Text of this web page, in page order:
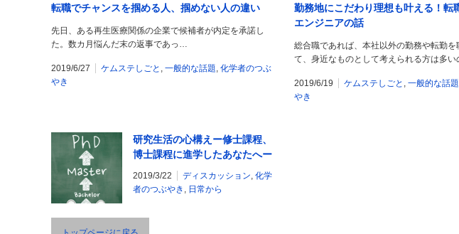
転職でチャンスを掴める人、掴めない人の違い
先日、ある再生医療関係の企業で候補者が内定を承諾し
た。数カ月悩んだ末の返事であっ…
2019/6/27 ケムステしごと , 一般的な話題, 化学者のつぶ
やき
勤務地にこだわり理想も叶える！転
エンジニアの話
総合職であれば、本社以外の勤務や転勤を
て、身近なものとして考えられる方は多
2019/6/19 ケムステしごと , 一般的な話題
やき
研究生活の心構えー修士課程、
博士課程に進学したあなたへー
2019/3/22 ディスカッション, 化学
者のつぶやき , 日常から